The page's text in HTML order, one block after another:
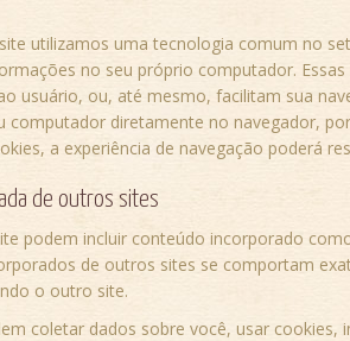
utilizamos uma tecnologia comum no
no seu próprio computador.
usuário, ou, até mesmo, facilitam sua
computador diretamente no navegador,
a experiência de navegação poderá
de outros sites
podem incluir conteúdo incorporado
de outros sites se comportam
o outro site.
coletar dados sobre você, usar